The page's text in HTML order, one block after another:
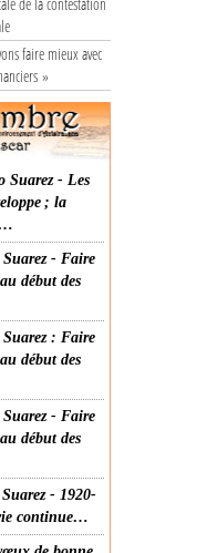
faire mieux avec
»
Suarez - Les
; la
Suarez - Faire
début des
Suarez : Faire
début des
Suarez - Faire
début des
- 1920-
continue…